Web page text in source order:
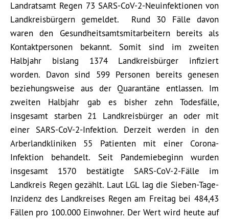
Landratsamt Regen 73 SARS-CoV-2-Neuinfektionen von
Landkreisbürgern gemeldet. Rund 30 Fälle davon
waren den Gesundheitsamtsmitarbeitern bereits als
Kontaktpersonen bekannt. Somit sind im zweiten
Halbjahr bislang 1374 Landkreisbürger infiziert
worden. Davon sind 599 Personen bereits genesen
beziehungsweise aus der Quarantäne entlassen. Im
zweiten Halbjahr gab es bisher zehn Todesfälle,
insgesamt starben 21 Landkreisbürger an oder mit
einer SARS-CoV-2-Infektion. Derzeit werden in den
Arberlandkliniken 55 Patienten mit einer Corona-
Infektion behandelt. Seit Pandemiebeginn wurden
insgesamt 1570 bestätigte SARS-CoV-2-Fälle im
Landkreis Regen gezählt. Laut LGL lag die Sieben-Tage-
Inzidenz des Landkreises Regen am Freitag bei 484,43
Fällen pro 100.000 Einwohner. Der Wert wird heute auf